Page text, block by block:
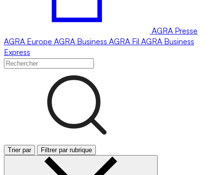
AGRA Presse
AGRA Europe AGRA Business AGRA Fil AGRA Business
Express
Trier par Filtrer par rubrique